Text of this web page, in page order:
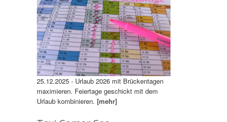
25.12.2025 - Urlaub 2026 mit Brückentagen
maximieren. Feiertage geschickt mit dem
Urlaub kombinieren. [mehr]